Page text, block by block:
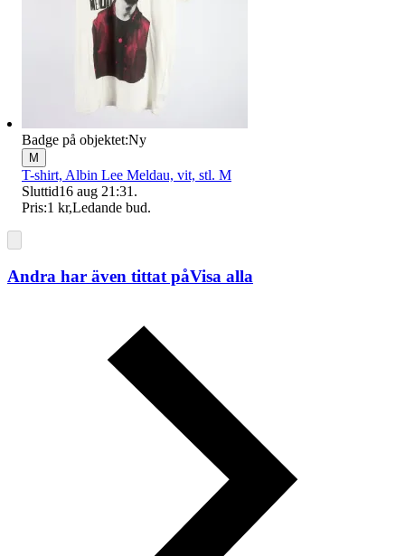
Badge på objektet:Ny
M
T-shirt, Albin Lee Meldau, vit, stl. M
Sluttid16 aug 21:31 .
Pris:1 kr,Ledande bud.
Andra har även tittat påVisa alla